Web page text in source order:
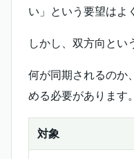
い」という要望はよ
しかし、双方向とい
何が同期されるのか
める必要があります。
対象